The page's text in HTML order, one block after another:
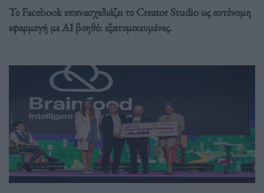
Το Facebook επανασχεδιάζει το Creator Studio ως αυτόνομη
εφαρμογή με AI βοηθό: εξατομικευμένες.